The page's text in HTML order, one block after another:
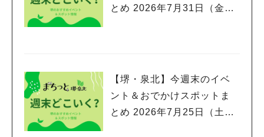
とめ 2026年7月31日（金）
【堺・泉北】今週末のイベ
ント＆おでかけスポットま
とめ 2026年7月25日（土）